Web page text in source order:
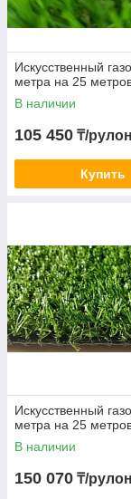
Искусственный
метра на 25
В наличии
105 450 ₸/рулон
Купить
Искусственный
метра на 25
В наличии
150 070 ₸/рулон